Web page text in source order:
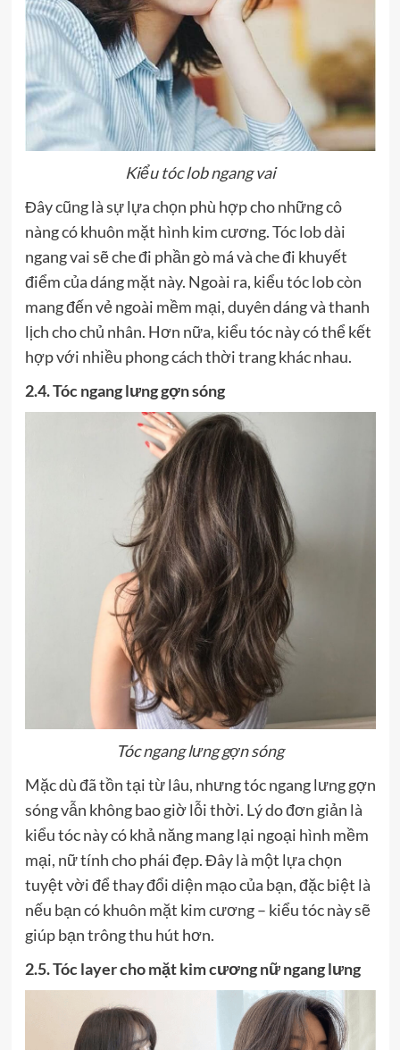
Kiểu tóc lob ngang vai
Đây cũng là sự lựa chọn phù hợp cho những cô
nàng có khuôn mặt hình kim cương. Tóc lob dài
ngang vai sẽ che đi phần gò má và che đi khuyết
điểm của dáng mặt này. Ngoài ra, kiểu tóc lob còn
mang đến vẻ ngoài mềm mại, duyên dáng và thanh
lịch cho chủ nhân. Hơn nữa, kiểu tóc này có thể kết
hợp với nhiều phong cách thời trang khác nhau.
2.4. Tóc ngang lưng gợn sóng
Tóc ngang lưng gợn sóng
Mặc dù đã tồn tại từ lâu, nhưng tóc ngang lưng gợn
sóng vẫn không bao giờ lỗi thời. Lý do đơn giản là
kiểu tóc này có khả năng mang lại ngoại hình mềm
mại, nữ tính cho phái đẹp. Đây là một lựa chọn
tuyệt vời để thay đổi diện mạo của bạn, đặc biệt là
nếu bạn có khuôn mặt kim cương – kiểu tóc này sẽ
giúp bạn trông thu hút hơn.
2.5. Tóc layer cho mặt kim cương nữ ngang lưng